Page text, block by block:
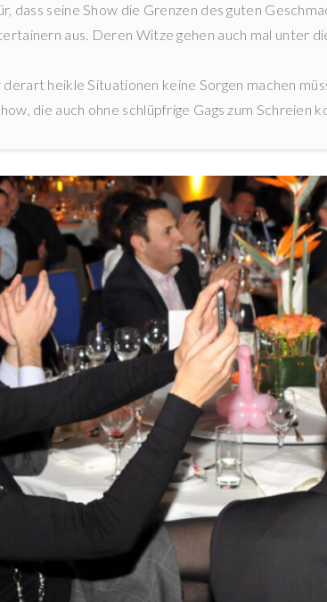
dass seine Show die Grenzen des guten
aus. Deren Witze gehen auch mal unter
heikle Situationen keine Sorgen machen
die auch ohne schlüpfrige Gags zum Schreien